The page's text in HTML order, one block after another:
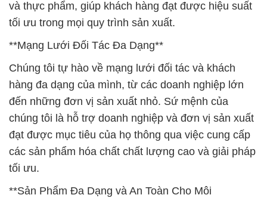
và thực phẩm, giúp khách hàng đạt được hiệu suất
tối ưu trong mọi quy trình sản xuất.
**Mạng Lưới Đối Tác Đa Dạng**
Chúng tôi tự hào về mạng lưới đối tác và khách
hàng đa dạng của mình, từ các doanh nghiệp lớn
đến những đơn vị sản xuất nhỏ. Sứ mệnh của
chúng tôi là hỗ trợ doanh nghiệp và đơn vị sản xuất
đạt được mục tiêu của họ thông qua việc cung cấp
các sản phẩm hóa chất chất lượng cao và giải pháp
tối ưu.
**Sản Phẩm Đa Dạng và An Toàn Cho Môi